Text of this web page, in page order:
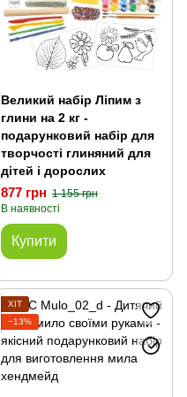
Великий набір Ліпим з
глини на 2 кг -
подарунковий набір для
творчості глиняний для
дітей і дорослих
877 грн 1 155 грн
В наявності
Купити
ХІТ
−13%